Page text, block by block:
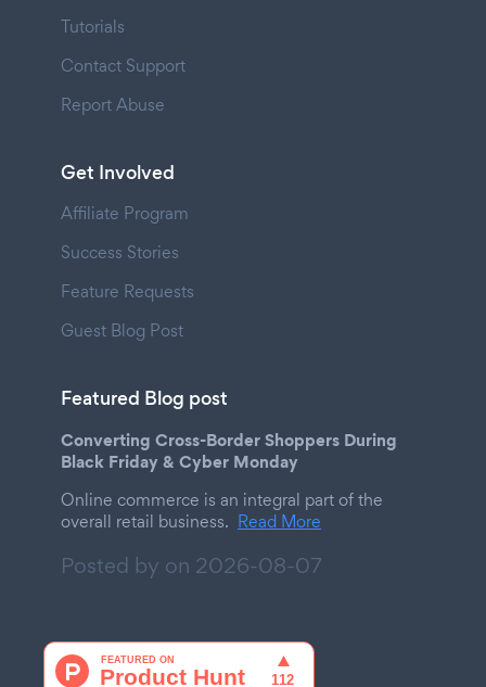
Tutorials
Contact Support
Report Abuse
Get Involved
Affiliate Program
Success Stories
Feature Requests
Guest Blog Post
Featured Blog post
Converting Cross-Border Shoppers During
Black Friday & Cyber Monday
Online commerce is an integral part of the
overall retail business. Read More
Posted by on 2026-08-07